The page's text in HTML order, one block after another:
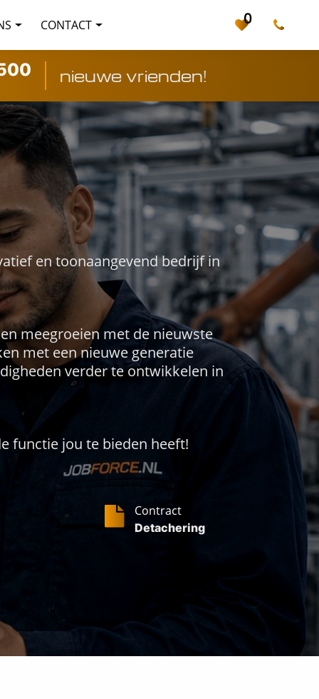
CONTACT 0
nieuwe vrienden!
en toonaangevend bedrijf in
meegroeien met de nieuwste
met een nieuwe generatie
verder te ontwikkelen in
functie jou te bieden heeft!
Contract
Detachering